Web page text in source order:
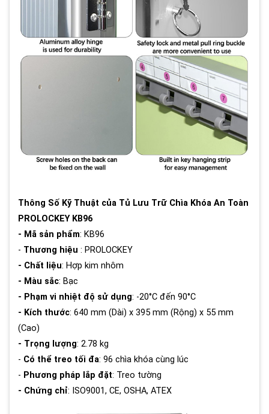
Thông Số Kỹ Thuật của Tủ Lưu Trữ Chìa Khóa An Toàn
PROLOCKEY KB96
- Mã sản phẩm: KB96
- Thương hiệu : PROLOCKEY
- Chất liệu: Hợp kim nhôm
- Màu sắc: Bạc
- Phạm vi nhiệt độ sử dụng: -20°C đến 90°C
- Kích thước: 640 mm (Dài) x 395 mm (Rộng) x 55 mm
(Cao)
- Trọng lượng: 2.78 kg
- Có thể treo tối đa: 96 chìa khóa cùng lúc
- Phương pháp lắp đặt: Treo tường
- Chứng chỉ: ISO9001, CE, OSHA, ATEX